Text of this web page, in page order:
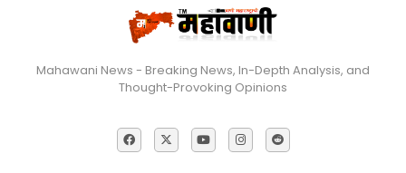
Mahawani News - Breaking News, In-Depth Analysis, and
Thought-Provoking Opinions